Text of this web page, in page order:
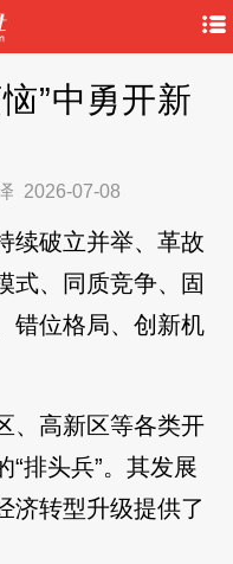
”中勇开新
2026-07-08
续破立并举、革故
式、同质竞争、固
错位格局、创新机
、高新区等各类开
“排头兵”。其发展
济转型升级提供了